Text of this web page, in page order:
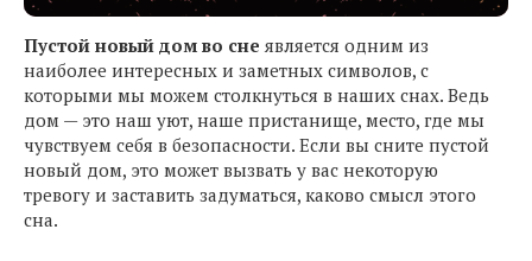
Пустой новый дом во сне является одним из
наиболее интересных и заметных символов, с
которыми мы можем столкнуться в наших снах. Ведь
дом — это наш уют, наше пристанище, место, где мы
чувствуем себя в безопасности. Если вы сните пустой
новый дом, это может вызвать у вас некоторую
тревогу и заставить задуматься, каково смысл этого
сна.